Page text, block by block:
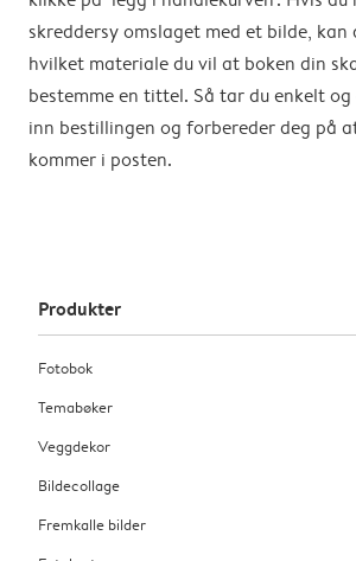
skreddersy omslaget med et bilde, kan
hvilket materiale du vil at boken din
bestemme en tittel. Så tar du enkelt
inn bestillingen og forbereder deg på
kommer i posten.
Produkter
Fotobok
Temabøker
Veggdekor
Bildecollage
Fremkalle bilder